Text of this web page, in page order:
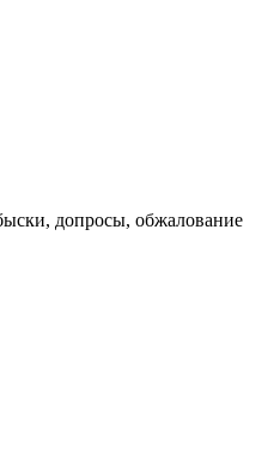
допросы, обжалование